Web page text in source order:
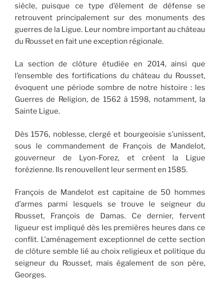
siècle, puisque ce type d’élement de défense se
retrouvent principalement sur des monuments des
guerres de la Ligue. Leur nombre important au château
du Rousset en fait une exception régionale.
La section de clôture étudiée en 2014, ainsi que
l’ensemble des fortifications du château du Rousset,
évoquent une période sombre de notre histoire : les
Guerres de Religion, de 1562 à 1598, notamment, la
Sainte Ligue.
Dès 1576, noblesse, clergé et bourgeoisie s’unissent,
sous le commandement de François de Mandelot,
gouverneur de Lyon-Forez, et créent la Ligue
forézienne. Ils renouvellent leur serment en 1585.
François de Mandelot est capitaine de 50 hommes
d’armes parmi lesquels se trouve le seigneur du
Rousset, François de Damas. Ce dernier, fervent
ligueur est impliqué dès les premières heures dans ce
conflit. L’aménagement exceptionnel de cette section
de clôture semble lié au choix religieux et politique du
seigneur du Rousset, mais également de son père,
Georges.